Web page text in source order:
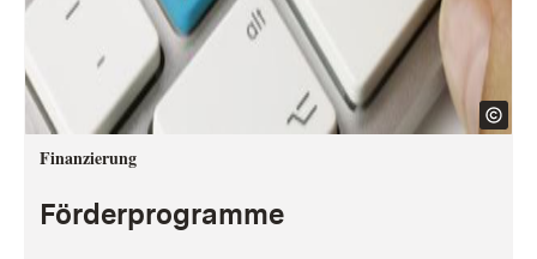
Finanzierung
Förderprogramme